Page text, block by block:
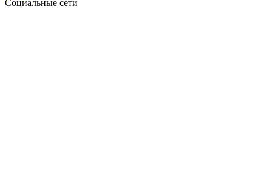
Социальные сети